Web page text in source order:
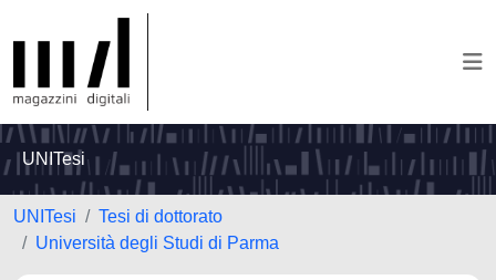
UNITesi
UNITesi
Tesi di dottorato
Università degli Studi di Parma